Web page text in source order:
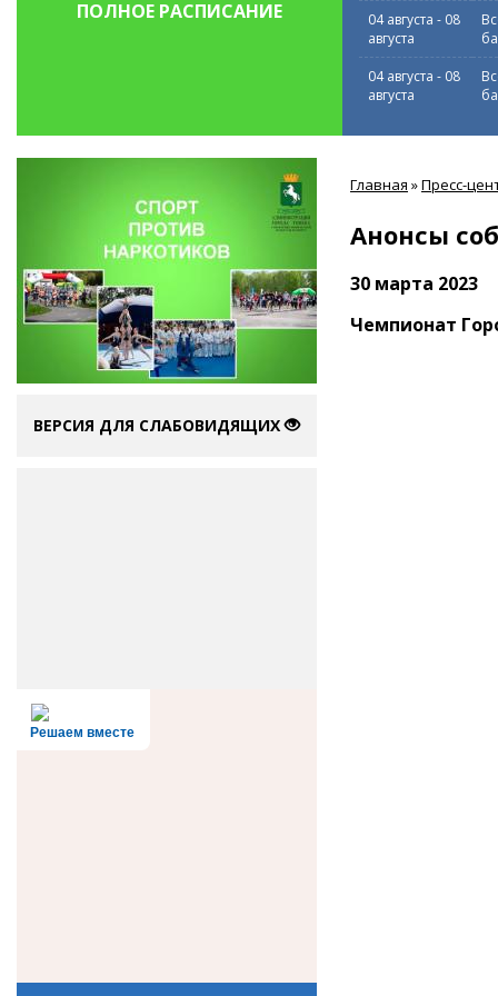
ПОЛНОЕ РАСПИСАНИЕ
04 августа - 08
августа
04 августа - 08
августа
ВЕРСИЯ ДЛЯ СЛАБОВИДЯЩИХ
Решаем вместе
здесь
Главная »Пресс-
Анонсы
30 марта 2023
Чемпионат